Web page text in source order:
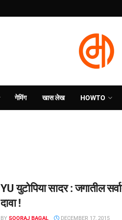
गेमिंग खास लेख HOWTO
YU युटोपिया सादर : जगातील
दावा !
BY SOORAJ BAGAL DECEMBER 17, 2015